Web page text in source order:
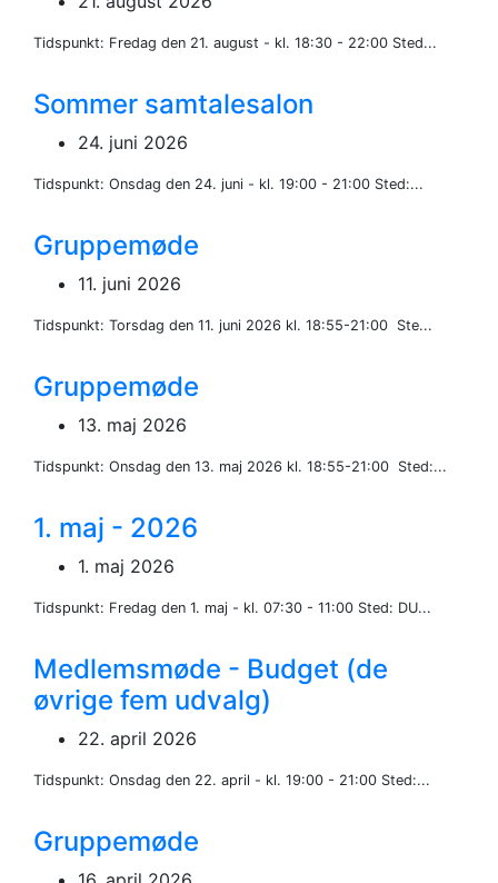
Tidspunkt: Fredag den 21. august - kl. 18:30 - 22:00 Sted...
Sommer samtalesalon
24. juni 2026
Tidspunkt: Onsdag den 24. juni - kl. 19:00 - 21:00 Sted:...
Gruppemøde
11. juni 2026
Tidspunkt: Torsdag den 11. juni 2026 kl. 18:55-21:00 Ste...
Gruppemøde
13. maj 2026
Tidspunkt: Onsdag den 13. maj 2026 kl. 18:55-21:00 Sted:...
1. maj - 2026
1. maj 2026
Tidspunkt: Fredag den 1. maj - kl. 07:30 - 11:00 Sted: DU...
Medlemsmøde - Budget (de
øvrige fem udvalg)
22. april 2026
Tidspunkt: Onsdag den 22. april - kl. 19:00 - 21:00 Sted:...
Gruppemøde